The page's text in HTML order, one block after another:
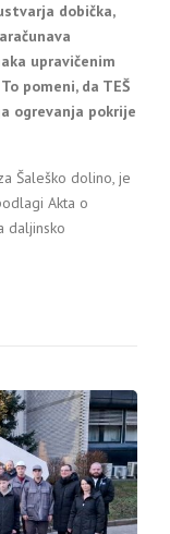
dobička,
upravičenim
pomeni, da TEŠ
ogrevanja pokrije
Šaleško dolino, je
Akta o
daljinsko